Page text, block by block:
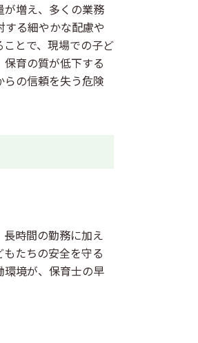
増え、多くの業務
る細やかな配慮や
とで、現場での子ど
育の質が低下する
の信頼を失う危険
時間の勤務に加え
たちの安全を守る
環境が、保育士の早